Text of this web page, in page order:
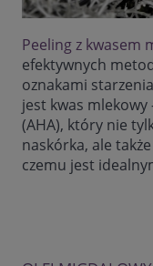
Peeling z kwasem
efektywnych
oznakami
jest kwas
(AHA), który nie
naskórka, ale
czemu jest